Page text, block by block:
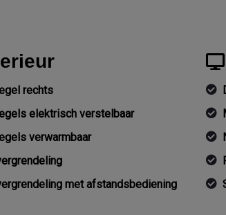
rechts
elektrisch verstelbaar
verwarmbaar
met afstandsbediening